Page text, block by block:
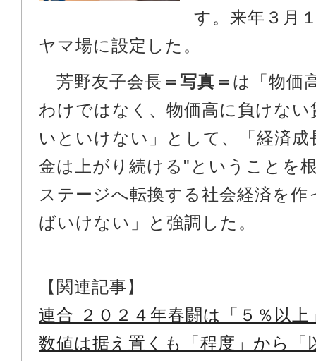
す。来年３月
ヤマ場に設定した。
芳野友子会長 ＝写真＝ は「物価
わけではなく、物価高に負けな
いといけない」として、「経済
金は上がり続ける"ということを
ステージへ転換する社会経済を
ばいけない」と強調した。
【関連記事】
連合 ２０２４年春闘は「５％以
数値は据え置くも「程度」から「